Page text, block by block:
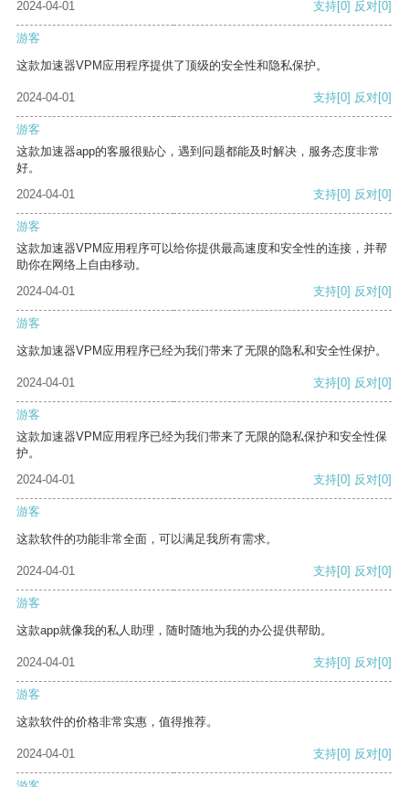
2024-04-01 支持[0] 反对[0]
游客
这款加速器VPM应用程序提供了顶级的安全性和隐私保护。
2024-04-01 支持[0] 反对[0]
游客
这款加速器app的客服很贴心，遇到问题都能及时解决，服务态度非常
好。
2024-04-01
支持[0] 反对[0]
游客
这款加速器VPM应用程序可以给你提供最高速度和安全性的连接，并帮
助你在网络上自由移动。
2024-04-01
支持[0] 反对[0]
游客
这款加速器VPM应用程序已经为我们带来了无限的隐私和安全性保护。
2024-04-01 支持[0] 反对[0]
游客
这款加速器VPM应用程序已经为我们带来了无限的隐私保护和安全性保
护。
2024-04-01
支持[0] 反对[0]
游客
这款软件的功能非常全面，可以满足我所有需求。
2024-04-01 支持[0] 反对[0]
游客
这款app就像我的私人助理，随时随地为我的办公提供帮助。
2024-04-01 支持[0] 反对[0]
游客
这款软件的价格非常实惠，值得推荐。
2024-04-01 支持[0] 反对[0]